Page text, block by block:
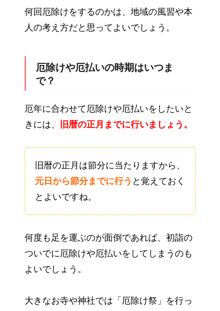
何回厄除けをするのかは、地域の風習や本
人の考え方だと思ってよいでしょう。
厄除けや厄払いの時期はいつま
で？
厄年に合わせて厄除けや厄払いをしたいと
きには、
旧暦の正月までに行いましょう。
旧暦の正月は節分に当たりますから、
元日から節分までに行う と覚えておく
とよいですね。
何度も足を運ぶのが面倒であれば、初詣の
ついでに厄除けや厄払いをしてしまうのも
よいでしょう。
大きなお寺や神社では「厄除け祭」を行っ